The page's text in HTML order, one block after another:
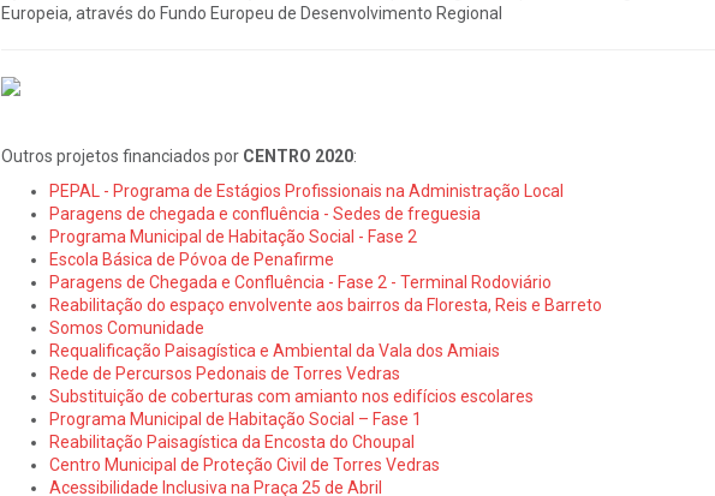
Europeia, através do Fundo Europeu de Desenvolvimento Regional
Outros projetos financiados por CENTRO 2020:
PEPAL - Programa de Estágios Profissionais na Administração Local
Paragens de chegada e confluência - Sedes de freguesia
Programa Municipal de Habitação Social - Fase 2
Escola Básica de Póvoa de Penafirme
Paragens de Chegada e Confluência - Fase 2 - Terminal Rodoviário
Reabilitação do espaço envolvente aos bairros da Floresta, Reis e Barreto
Somos Comunidade
Requalificação Paisagística e Ambiental da Vala dos Amiais
Rede de Percursos Pedonais de Torres Vedras
Substituição de coberturas com amianto nos edifícios escolares
Programa Municipal de Habitação Social – Fase 1
Reabilitação Paisagística da Encosta do Choupal
Centro Municipal de Proteção Civil de Torres Vedras
Acessibilidade Inclusiva na Praça 25 de Abril